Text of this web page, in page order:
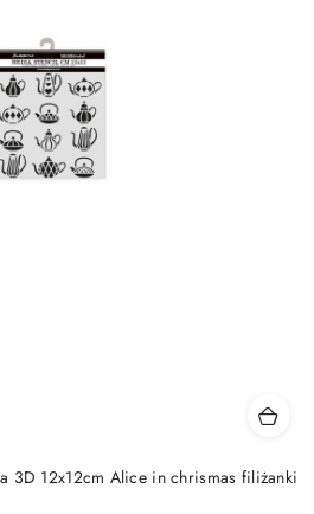
3D 12x12cm Alice in chrismas filiżanki